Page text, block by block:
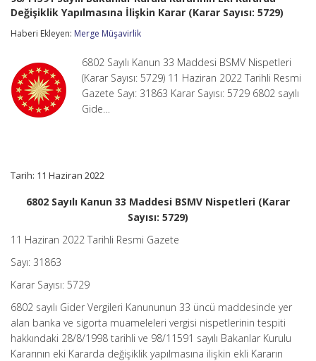
üncü
Maddesinde
Yer
Sigorta
Muameleleri
Vergisi
Nispetlerinin
ve
Sayılı
Bakanlar
Kararının
Eki
Yapılmasına
Karar
(Karar
Sayısı:
5729)
için
Değişiklik Yapılmasına İlişkin Karar (Karar Sayısı: 5729)
Haberi Ekleyen: Merge Müşavirlik
6802 Sayılı Kanun 33 Maddesi BSMV Nispetleri
(Karar Sayısı: 5729) 11 Haziran 2022 Tarihli Resmi
Gazete Sayı: 31863 Karar Sayısı: 5729 6802 sayılı
Gide…
Tarih: 11 Haziran 2022
6802 Sayılı Kanun 33 Maddesi BSMV Nispetleri (Karar
Sayısı: 5729)
11 Haziran 2022 Tarihli Resmi Gazete
Sayı: 31863
Karar Sayısı: 5729
6802 sayılı Gider Vergileri Kanununun 33 üncü maddesinde yer
alan banka ve sigorta muameleleri vergisi nispetlerinin tespiti
hakkındaki 28/8/1998 tarihli ve 98/11591 sayılı Bakanlar Kurulu
Kararının eki Kararda değişiklik yapılmasına ilişkin ekli Kararın